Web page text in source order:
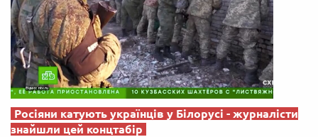
Росіяни катують українців у Білорусі - журналісти
знайшли цей концтабір